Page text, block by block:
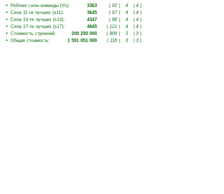
• Рейтинг силы команды (Vs): 3363 ( 92 4 4 )
• Сила 11-ти лучших (s11): 3645 ( 67 4 4 )
• Сила 14-ти лучших (s14): 4347 ( 88 4 4 )
• Сила 17-ти лучших (s17): 4845 ( 121 4 4 )
• Стоимость строений: 200 250 000 ( 809 3 3 )
• Общая стоимость: 1 591 051 000 ( 118 3 3 )